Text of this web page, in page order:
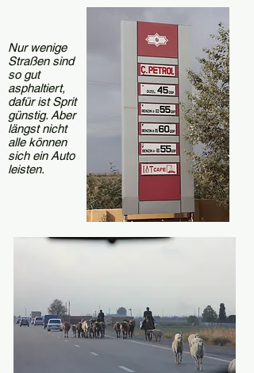
Nur wenige
Straßen sind
so gut
asphaltiert,
dafür ist Sprit
günstig. Aber
längst nicht
alle können
sich ein Auto
leisten.